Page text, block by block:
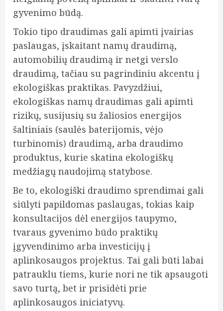
gyvenimo būdą.
Tokio tipo draudimas gali apimti įvairias
paslaugas, įskaitant namų draudimą,
automobilių draudimą ir netgi verslo
draudimą, tačiau su pagrindiniu akcentu į
ekologiškas praktikas. Pavyzdžiui,
ekologiškas namų draudimas gali apimti
rizikų, susijusių su žaliosios energijos
šaltiniais (saulės baterijomis, vėjo
turbinomis) draudimą, arba draudimo
produktus, kurie skatina ekologiškų
medžiagų naudojimą statybose.
Be to, ekologiški draudimo sprendimai gali
siūlyti papildomas paslaugas, tokias kaip
konsultacijos dėl energijos taupymo,
tvaraus gyvenimo būdo praktikų
įgyvendinimo arba investicijų į
aplinkosaugos projektus. Tai gali būti labai
patrauklu tiems, kurie nori ne tik apsaugoti
savo turtą, bet ir prisidėti prie
aplinkosaugos iniciatyvų.